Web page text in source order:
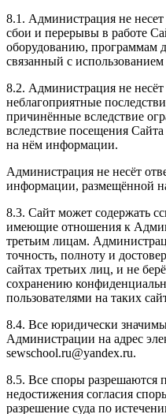
8.1. Администрация не
сбои и перерывы в работе
оборудованию,
связанный с
8.2. Администрация не несёт
неблагоприятные
причинённые вследствие
вследствие посещения
на нём информации.
Администрация не несёт
информации, размещённой
8.3. Сайт может содержать
имеющие отношения к
третьим лицам.
точность, полноту и
сайтах третьих лиц, и не
сохранению
пользователями на таких
8.4. Все юридически
Администрации на адрес
sewschool.ru@yandex.ru.
8.5. Все споры разрешаются
недостижения согласия
разрешение суда по